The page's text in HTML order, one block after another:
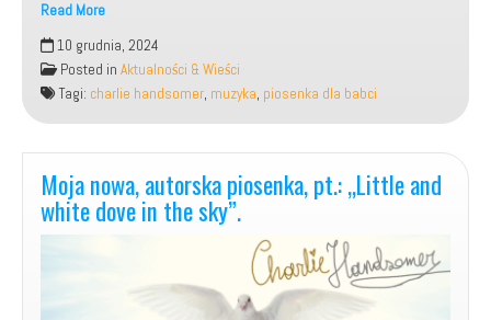
Read More
[*]
Moja
autorska
piosenka
pożegnalna,
pt.:
„Do
zobaczenia,
Babciu”.
10 grudnia, 2024
Posted in Aktualności & Wieści
Tagi: charlie handsomer, muzyka, piosenka dla babci
Moja nowa, autorska piosenka, pt.: „Little and
white dove in the sky”.